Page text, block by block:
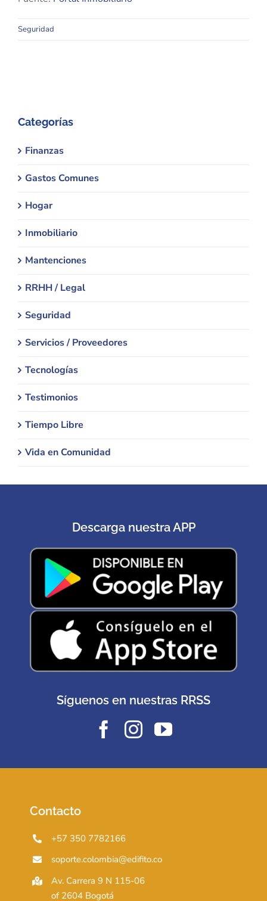
Seguridad
Categorías
Finanzas
Gastos Comunes
Hogar
Inmobiliario
Mantenciones
RRHH / Legal
Seguridad
Servicios / Proveedores
Tecnologías
Testimonios
Tiempo Libre
Vida en Comunidad
Descarga nuestra APP
Síguenos en nuestras RRSS
Contacto
+57 350 7782166
soporte.colombia@edifito.co
Av. Carrera 9 N 115-06
of 2604 Bogotá